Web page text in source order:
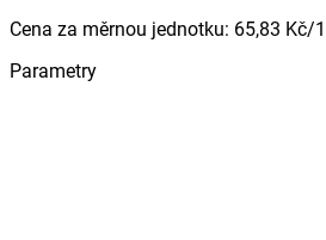
Cena za měrnou jednotku: 65,83 Kč/
Parametry